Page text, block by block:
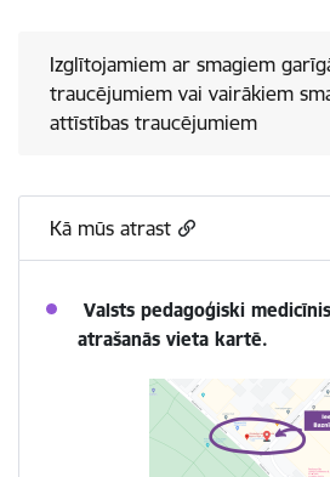
Izglītojamiem ar smagiem
traucējumiem vai vairākiem
attīstības traucējumiem
Kā mūs atrast
Valsts pedagoģiski
atrašanās vieta kartē.